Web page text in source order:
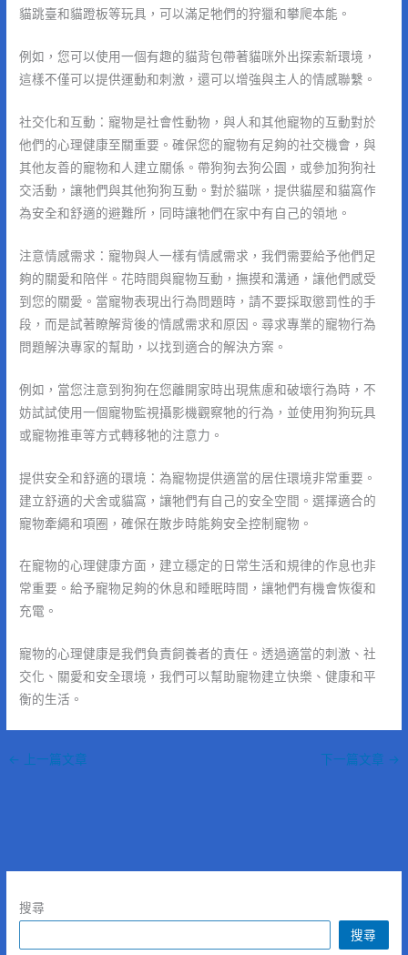
貓跳臺和貓蹬板等玩具，可以滿足牠們的狩獵和攀爬本能。
例如，您可以使用一個有趣的貓背包帶著貓咪外出探索新環境，
這樣不僅可以提供運動和刺激，還可以增強與主人的情感聯繫。
社交化和互動：寵物是社會性動物，與人和其他寵物的互動對於
他們的心理健康至關重要。確保您的寵物有足夠的社交機會，與
其他友善的寵物和人建立關係。帶狗狗去狗公園，或參加狗狗社
交活動，讓牠們與其他狗狗互動。對於貓咪，提供貓屋和貓窩作
為安全和舒適的避難所，同時讓牠們在家中有自己的領地。
注意情感需求：寵物與人一樣有情感需求，我們需要給予他們足
夠的關愛和陪伴。花時間與寵物互動，撫摸和溝通，讓他們感受
到您的關愛。當寵物表現出行為問題時，請不要採取懲罰性的手
段，而是試著瞭解背後的情感需求和原因。尋求專業的寵物行為
問題解決專家的幫助，以找到適合的解決方案。
例如，當您注意到狗狗在您離開家時出現焦慮和破壞行為時，不
妨試試使用一個寵物監視攝影機觀察牠的行為，並使用狗狗玩具
或寵物推車等方式轉移牠的注意力。
提供安全和舒適的環境：為寵物提供適當的居住環境非常重要。
建立舒適的犬舍或貓窩，讓牠們有自己的安全空間。選擇適合的
寵物牽繩和項圈，確保在散步時能夠安全控制寵物。
在寵物的心理健康方面，建立穩定的日常生活和規律的作息也非
常重要。給予寵物足夠的休息和睡眠時間，讓牠們有機會恢復和
充電。
寵物的心理健康是我們負責飼養者的責任。透過適當的刺激、社
交化、關愛和安全環境，我們可以幫助寵物建立快樂、健康和平
衡的生活。
← 上一篇文章 下一篇文章 →
搜尋
搜尋